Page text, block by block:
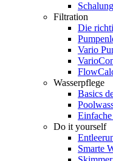
Filtration
Die
Vario
Wasserpflege
Basics
Do it yourself
Smarte